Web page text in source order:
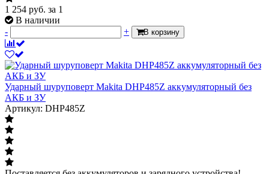
1 254 руб. за 1
В наличии
-
+ В корзину
Ударный шуруповерт Makita DHP485Z аккумуляторный без
АКБ и ЗУ
Артикул: DHP485Z